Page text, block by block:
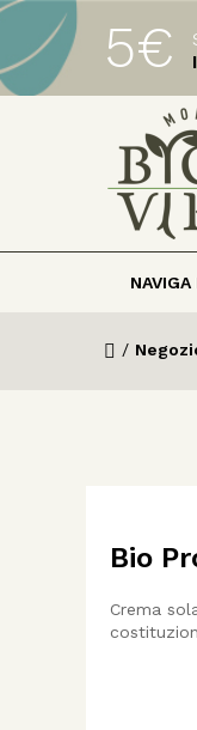
5€
NAVIGA
/
Bio
Crema